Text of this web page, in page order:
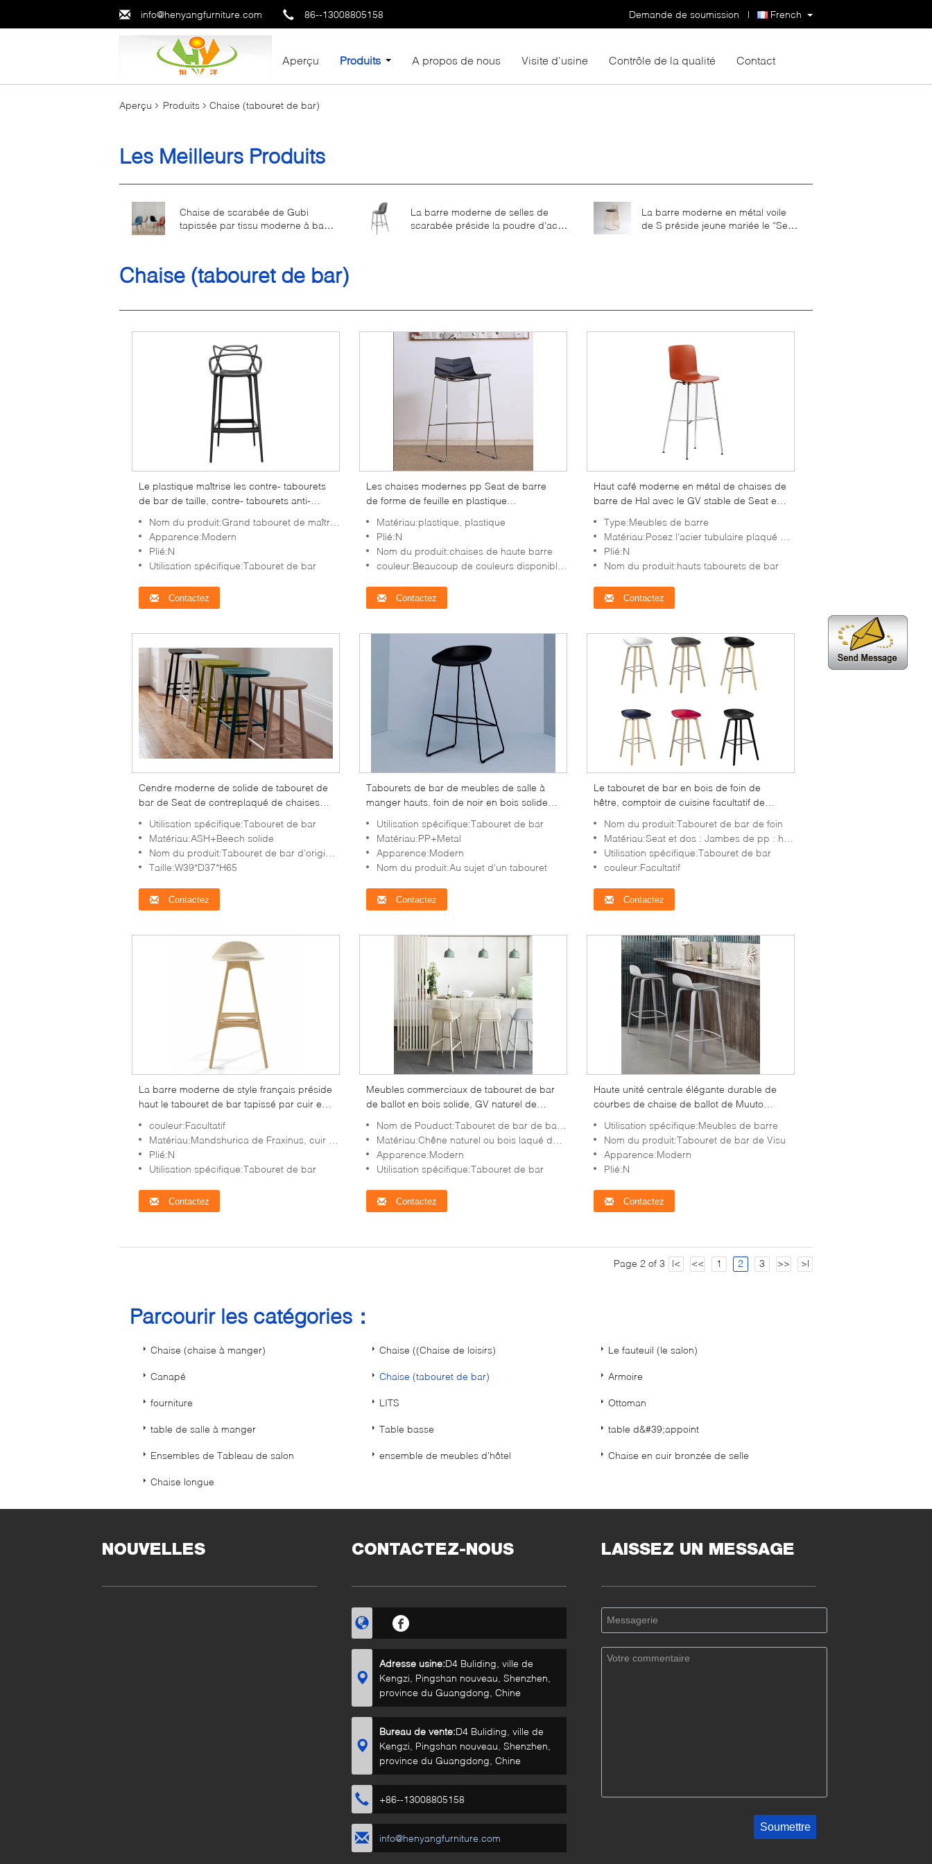
info@henyangfurniture.com 86--13008805158 French
Demande de soumission |
Aperçu Produits A propos de nous Visite d'usine Contrôle de la qualité Contact
Aperçu Produits Chaise (tabouret de bar)
Les Meilleurs Produits
Chaise de scarabée de Gubi
tapissée par tissu moderne à base
La barre moderne de selles de
scarabée préside la poudre d'acier
La barre moderne en métal voile
de S préside jeune mariée le “Seat
Chaise (tabouret de bar)
Le plastique maîtrise les contre- tabourets
de bar de taille, contre- tabourets anti-
Nom du produit:Grand tabouret de maîtres
Apparence:Modern
Plié:N
Utilisation spécifique:Tabouret de bar
Contactez
Les chaises modernes pp Seat de barre
de forme de feuille en plastique
bichromate de potasse
Matériau:plastique, plastique
Plié:N
Nom du produit:chaises de haute barre
couleur:Beaucoup de couleurs disponibles
Contactez
Haut café moderne en métal de chaises de
barre de Hal avec le GV stable de Seat en
Type:Meubles de barre
Matériau:Posez l'acier tubulaire plaqué par Chrome de base de polypropylène teint par Shell
Plié:N
Nom du produit:hauts tabourets de bar
Contactez
Cendre moderne de solide de tabouret de
bar de Seat de contreplaqué de chaises
Utilisation spécifique:Tabouret de bar
Matériau:ASH+Beech solide
Nom du produit:Tabouret de bar d'originaux
Taille:W39*D37*H65
Contactez
Tabourets de bar de meubles de salle à
manger hauts, foin de noir en bois solide
Utilisation spécifique:Tabouret de bar
Matériau:PP+Metal
Apparence:Modern
Nom du produit:Au sujet d'un tabouret
Contactez
Le tabouret de bar en bois de foin de
hêtre, comptoir de cuisine facultatif de
Nom du produit:Tabouret de bar de foin
Matériau:Seat et dos : Jambes de pp : hêtre en bois
Utilisation spécifique:Tabouret de bar
couleur:Facultatif
Contactez
La barre moderne de style français préside
haut le tabouret de bar tapissé par cuir en
couleur:Facultatif
Matériau:Mandshurica de Fraxinus, cuir d'unité centrale, qui respecte l'environnement
Plié:N
Utilisation spécifique:Tabouret de bar
Contactez
Meubles commerciaux de tabouret de bar
de ballot en bois solide, GV naturel de
Nom de Pouduct:Tabouret de bar de ballot
Matériau:Chêne naturel ou bois laqué de cendre
Apparence:Modern
Utilisation spécifique:Tabouret de bar
Contactez
Haute unité centrale élégante durable de
courbes de chaise de ballot de Muuto
Utilisation spécifique:Meubles de barre
Nom du produit:Tabouret de bar de Visu
Apparence:Modern
Plié:N
Contactez
Page 2 of 3 |< << 1 2 3 >> >|
Parcourir les catégories：
Chaise (chaise à manger) Chaise ((Chaise de loisirs) Le fauteuil (le salon)
Canapé Chaise (tabouret de bar) Armoire
fourniture LITS Ottoman
table de salle à manger Table basse table d&#39;appoint
Ensembles de Tableau de salon ensemble de meubles d'hôtel Chaise en cuir bronzée de selle
Chaise longue
NOUVELLES CONTACTEZ-NOUS
Adresse usine:D4 Buliding, ville de
Kengzi, Pingshan nouveau, Shenzhen,
province du Guangdong, Chine
Bureau de vente:D4 Buliding, ville de
Kengzi, Pingshan nouveau, Shenzhen,
province du Guangdong, Chine
+86--13008805158
info@henyangfurniture.com
LAISSEZ UN MESSAGE